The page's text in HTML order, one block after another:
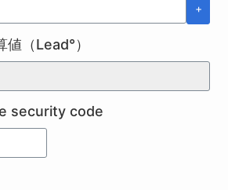
+
（Lead°）
security code